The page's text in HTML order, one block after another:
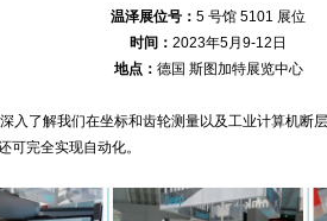
温泽展位号： 5 号馆 5101 展位
时间： 2023年5月9-12日
地点： 德国 斯图加特展览中心
入了解我们在坐标和齿轮测量以及工业计算机断
可完全实现自动化。